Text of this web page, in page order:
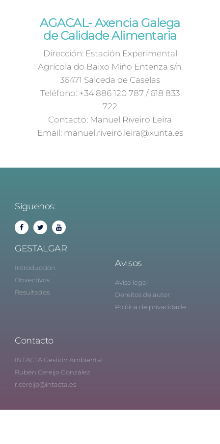
AGACAL- Axencia Galega
de Calidade Alimentaria
Dirección: Estación Experimental
Agrícola do Baixo Miño Entenza s/n.
36471 Salceda de Caselas
Teléfono: +34 886 120 787 / 618 833
722
Contacto: Manuel Riveiro Leira
Email: manuel.riveiro.leira@xunta.es
Síguenos:
GESTALGAR
Introducción
Obxectivos
Resultados
Avisos
Aviso legal
Dereitos de autor
Política de privacidade
Contacto
INTACTA Gestión Ambiental
Rubén Cereijo González
r.cereijo@intacta.es